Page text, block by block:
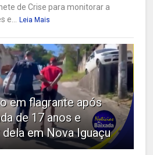
de Crise para monitorar a
e...
Leia Mais
em flagrante após
de 17 anos e
em Nova Iguaçu